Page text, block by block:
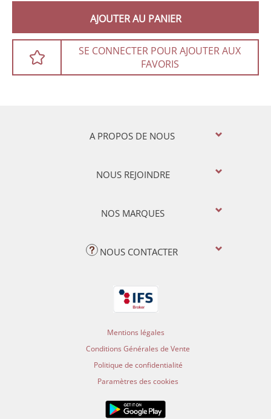
AJOUTER AU PANIER
SE CONNECTER POUR AJOUTER AUX
FAVORIS
A PROPOS DE NOUS
NOUS REJOINDRE
NOS MARQUES
NOUS CONTACTER
Mentions légales
Conditions Générales de Vente
Politique de confidentialité
Paramètres des cookies